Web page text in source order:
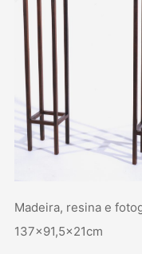
Madeira, resina e
137×91,5x21cm